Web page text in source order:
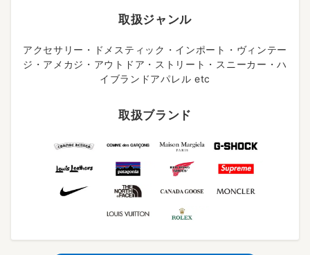
取扱ジャンル
アクセサリー・ドメスティック・インポート・ヴィンテー
ジ・アメカジ・アウトドア・ストリート・スニーカー・ハ
イブランドアパレル etc
取扱ブランド